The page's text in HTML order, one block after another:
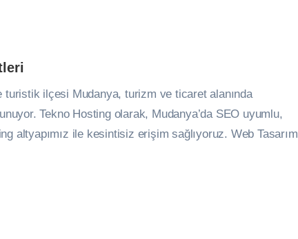
turistik ilçesi Mudanya, turizm ve ticaret alanında
Tekno Hosting olarak, Mudanya’da SEO uyumlu,
altyapımız ile kesintisiz erişim sağlıyoruz. Web Tasarım